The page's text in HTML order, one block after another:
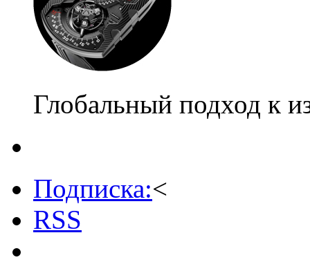
Глобальный подход к
Подписка:<
RSS